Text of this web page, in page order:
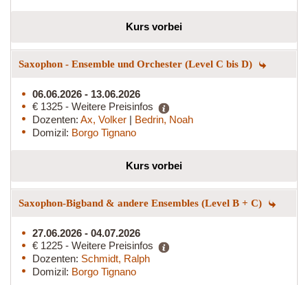
Kurs vorbei
Saxophon - Ensemble und Orchester (Level C bis D)
06.06.2026 - 13.06.2026
€ 1325 - Weitere Preisinfos
Dozenten: Ax, Volker | Bedrin, Noah
Domizil: Borgo Tignano
Kurs vorbei
Saxophon-Bigband & andere Ensembles (Level B + C)
27.06.2026 - 04.07.2026
€ 1225 - Weitere Preisinfos
Dozenten: Schmidt, Ralph
Domizil: Borgo Tignano